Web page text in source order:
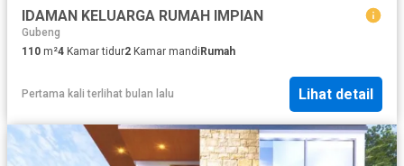
IDAMAN KELUARGA RUMAH IMPIAN
Gubeng
110 m²4 Kamar tidur2 Kamar mandi Rumah
Pertama kali terlihat bulan lalu Lihat detail